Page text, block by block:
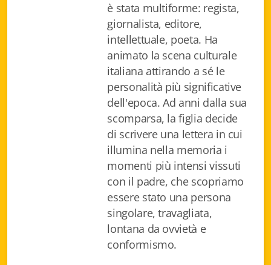
è stata multiforme: regista,
giornalista, editore,
intellettuale, poeta. Ha
animato la scena culturale
italiana attirando a sé le
personalità più significative
dell'epoca. Ad anni dalla sua
scomparsa, la figlia decide
di scrivere una lettera in cui
illumina nella memoria i
momenti più intensi vissuti
con il padre, che scopriamo
essere stato una persona
singolare, travagliata,
lontana da ovvietà e
conformismo.
EJO- European Journalism Observatory
iQuaderni - fondazioneculturalecollinadoro